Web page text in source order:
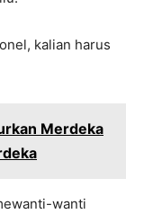
kalian harus
Merdeka
wanti